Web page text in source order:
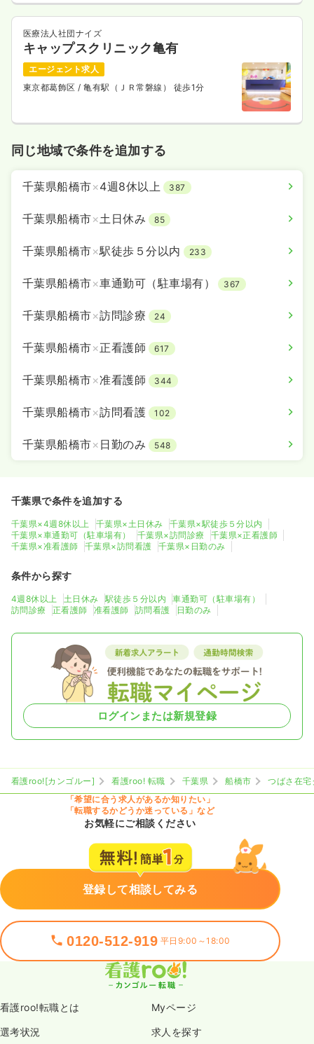
医療法人社団ナイズ
キャップスクリニック亀有
エージェント求人
東京都葛飾区/ 亀有駅（ＪＲ常磐線） 徒歩1分
同じ地域で条件を追加する
千葉県船橋市×4週8休以上 387
千葉県船橋市×土日休み 85
千葉県船橋市×駅徒歩５分以内 233
千葉県船橋市×車通勤可（駐車場有） 367
千葉県船橋市×訪問診療 24
千葉県船橋市×正看護師 617
千葉県船橋市×准看護師 344
千葉県船橋市×訪問看護 102
千葉県船橋市× 日勤のみ 548
千葉県で条件を追加する
千葉県×4週8休以上 千葉県×土日休み
千葉県×駅徒歩５分以内
千葉県×車通勤可（駐車場有）
千葉県×訪問診療
千葉県×正看護師
千葉県×准看護師
千葉県×訪問看護 千葉県×日勤のみ
条件から探す
4週8休以上 土日休み 駅徒歩５分以内
車通勤可（駐車場有）
訪問診療
正看護師 准看護師 訪問看護 日勤のみ
ログインまたは新規登録
看護roo![カンゴルー] 看護roo! 転職 千葉県 船橋市
つばさ在
「希望に合う求人があるか知りたい」
「転職するかどうか迷っている」など
お気軽にご相談ください
登録して相談してみる
0120-512-919 平日9:00～18:00
看護roo!転職とは Myページ
選考状況 求人を探す